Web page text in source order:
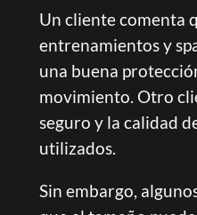
Un cliente comenta
entrenamientos y
una buena
movimiento. Otro
seguro y la calidad
utilizados.
Sin embargo,